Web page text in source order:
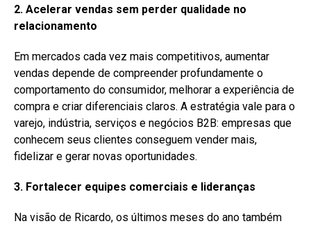
2. Acelerar vendas sem perder qualidade no
relacionamento
Em mercados cada vez mais competitivos, aumentar
vendas depende de compreender profundamente o
comportamento do consumidor, melhorar a experiência de
compra e criar diferenciais claros. A estratégia vale para o
varejo, indústria, serviços e negócios B2B: empresas que
conhecem seus clientes conseguem vender mais,
fidelizar e gerar novas oportunidades.
3. Fortalecer equipes comerciais e lideranças
Na visão de Ricardo, os últimos meses do ano também